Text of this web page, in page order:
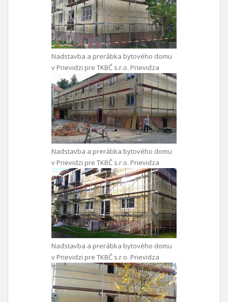
Nadstavba a prerábka bytového domu
v Prievidzi pre TKBČ s.r.o. Prievidza
Nadstavba a prerábka bytového domu
v Prievidzi pre TKBČ s.r.o. Prievidza
Nadstavba a prerábka bytového domu
v Prievidzi pre TKBČ s.r.o. Prievidza